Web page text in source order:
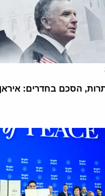
הסכם בחדרים: